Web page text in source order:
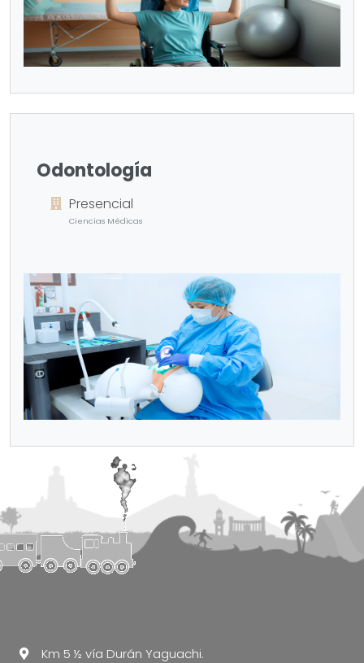
Odontología
Presencial
Ciencias Médicas
Km 5 ½ vía Durán Yaguachi.